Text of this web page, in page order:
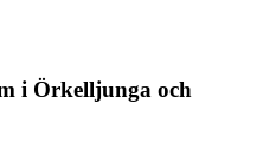
i Örkelljunga och